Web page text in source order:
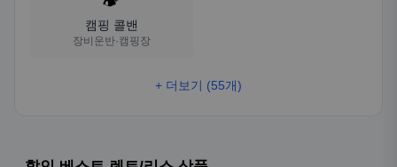
캠핑 콜밴
장비운반·캠핑장
+ 더보기 (55개)